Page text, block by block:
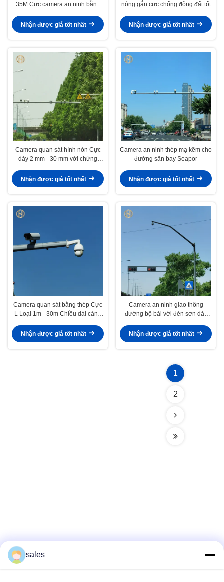
35M Cực camera an ninh bằng
Nhận được giá tốt nhất
nóng gắn cực chống động đất tốt
Nhận được giá tốt nhất
Camera quan sát hình nón Cực
dày 2 mm - 30 mm với chứng
Nhận được giá tốt nhất
Camera an ninh thép mạ kẽm cho
đường sân bay Seapor
Nhận được giá tốt nhất
Camera quan sát bằng thép Cực
L Loại 1m - 30m Chiều dài cánh
Nhận được giá tốt nhất
Camera an ninh giao thông
đường bộ bài với đèn sơn dày
Nhận được giá tốt nhất
1
2
sales